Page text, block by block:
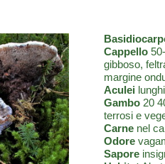
Cappello
gibboso,
margine
Aculei
Gambo 20
terrosi e
Carne nel
Odore
Sapore